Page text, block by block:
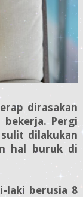
dirasakan
Pergi
dilakukan
hal buruk di
laki berusia 8